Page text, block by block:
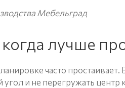
Мебельград
лучше
часто
и не перегружать